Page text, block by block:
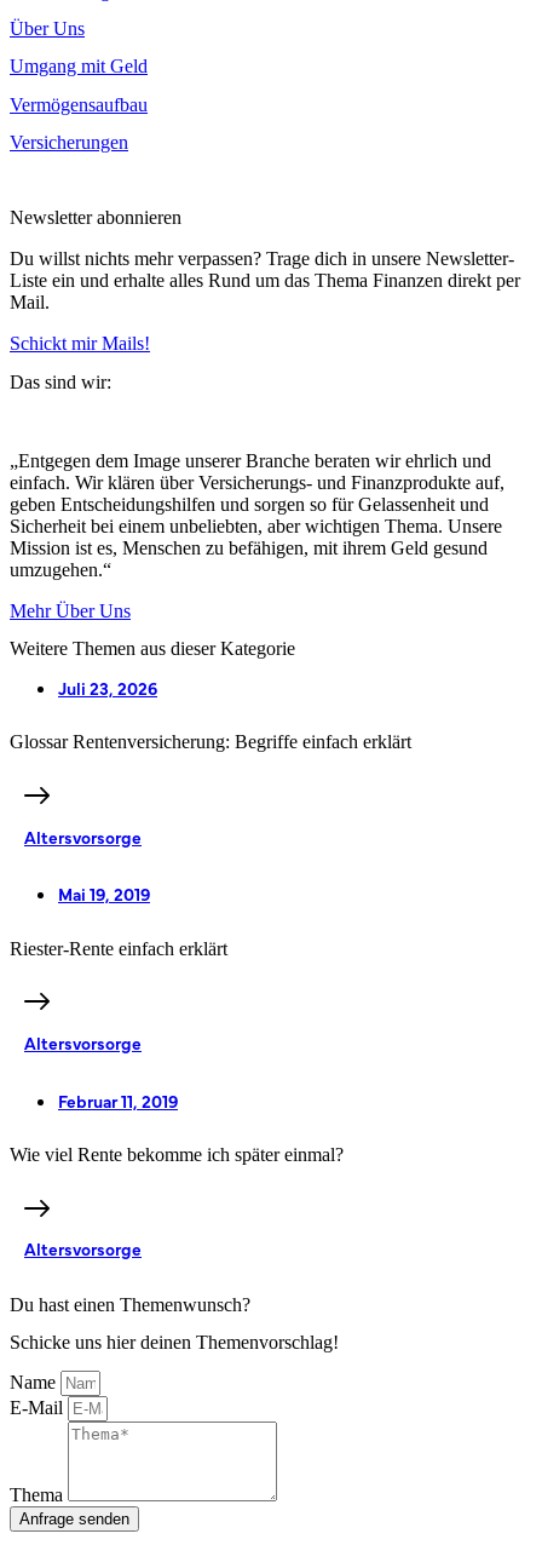
Über Uns
Umgang mit Geld
Vermögensaufbau
Versicherungen
Newsletter abonnieren
Du willst nichts mehr verpassen? Trage dich in unsere Newsletter-
Liste ein und erhalte alles Rund um das Thema Finanzen direkt per
Mail.
Schickt mir Mails!
Das sind wir:
„Entgegen dem Image unserer Branche beraten wir ehrlich und
einfach. Wir klären über Versicherungs- und Finanzprodukte auf,
geben Entscheidungshilfen und sorgen so für Gelassenheit und
Sicherheit bei einem unbeliebten, aber wichtigen Thema. Unsere
Mission ist es, Menschen zu befähigen, mit ihrem Geld gesund
umzugehen.“
Mehr Über Uns
Weitere Themen aus dieser Kategorie
Juli 23, 2026
Glossar Rentenversicherung: Begriffe einfach erklärt
Altersvorsorge
Mai 19, 2019
Riester-Rente einfach erklärt
Altersvorsorge
Februar 11, 2019
Wie viel Rente bekomme ich später einmal?
Altersvorsorge
Du hast einen Themenwunsch?
Schicke uns hier deinen Themenvorschlag!
Name
E-Mail
Thema
Anfrage senden